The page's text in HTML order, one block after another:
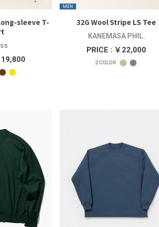
sleeve T-
19,800
MEN
32G Wool Stripe LS Tee
KANEMASA PHIL.
PRICE : ￥22,000
2COLOR